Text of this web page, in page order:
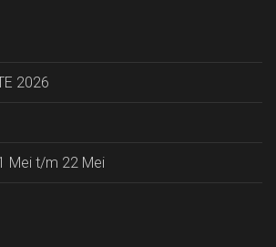
2026
Mei t/m 22 Mei